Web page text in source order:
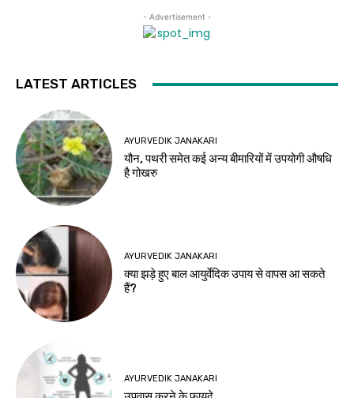
- Advertisement -
LATEST ARTICLES
AYURVEDIK JANAKARI
यौन, पथरी समेत कई अन्य बीमारियों में उपयोगी औषधि
है गोखरु
AYURVEDIK JANAKARI
क्या झड़े हुए बाल आयुर्वेदिक उपाय से वापस आ सकते
हैं?
AYURVEDIK JANAKARI